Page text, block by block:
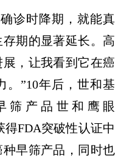
诊时降期，就能真
期的显著延长。高
，让我看到它在癌
。”10年后，世和基
筛产品世和鹰眼
得FDA突破性认证中
早筛产品，同时也